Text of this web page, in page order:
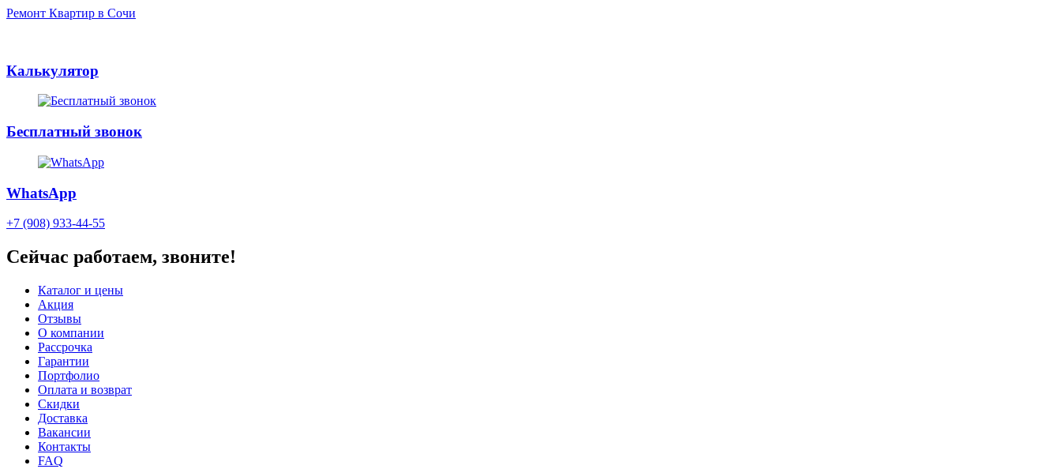
Ремонт Квартир в Сочи
Калькулятор
Бесплатный звонок
WhatsApp
+7 (908) 933-44-55
Сейчас работаем, звоните!
Каталог и цены
Акция
Отзывы
О компании
Рассрочка
Гарантии
Портфолио
Оплата и возврат
Скидки
Доставка
Вакансии
Контакты
FAQ